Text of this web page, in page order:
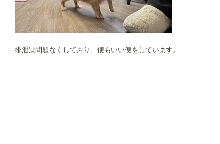
排泄は問題なくしており、便もいい便をしています。